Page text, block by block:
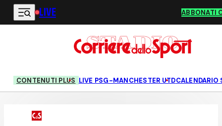
Vai al contenuto principale
LIVE ABBONATI
CONTENUTI PLUS LIVE PSG-MANCHESTER UTDCALENDARIO